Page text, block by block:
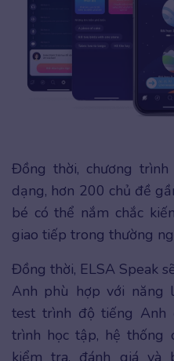
Đồng thời, chương
dạng, hơn 200 chủ đề
bé có thể nắm chắc
giao tiếp trong thường
Đồng thời, ELSA Speak
Anh phù hợp với năng
test trình độ tiếng Anh
trình học tập, hệ thống
kiểm tra, đánh giá và